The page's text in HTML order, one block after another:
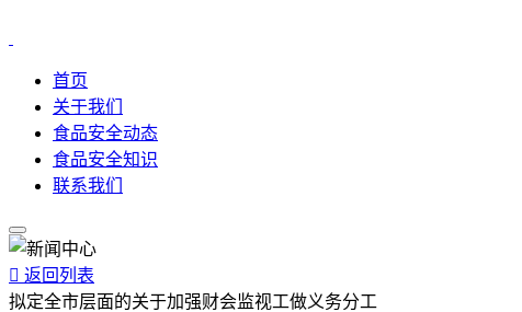
首页
关于我们
食品安全动态
食品安全知识
联系我们
 返回列表
拟定全市层面的关于加强财会监视工做义务分工